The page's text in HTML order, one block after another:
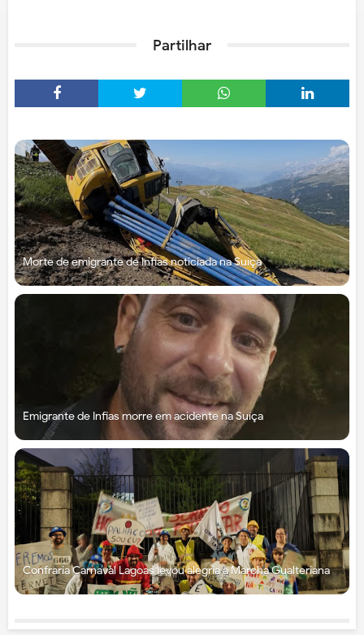
Partilhar
Morte de emigrante de Infias noticiada na Suíça
Emigrante de Infias morre em acidente na Suíça
Confraria Carnaval Lagoas levou alegria à Marcha Gualteriana